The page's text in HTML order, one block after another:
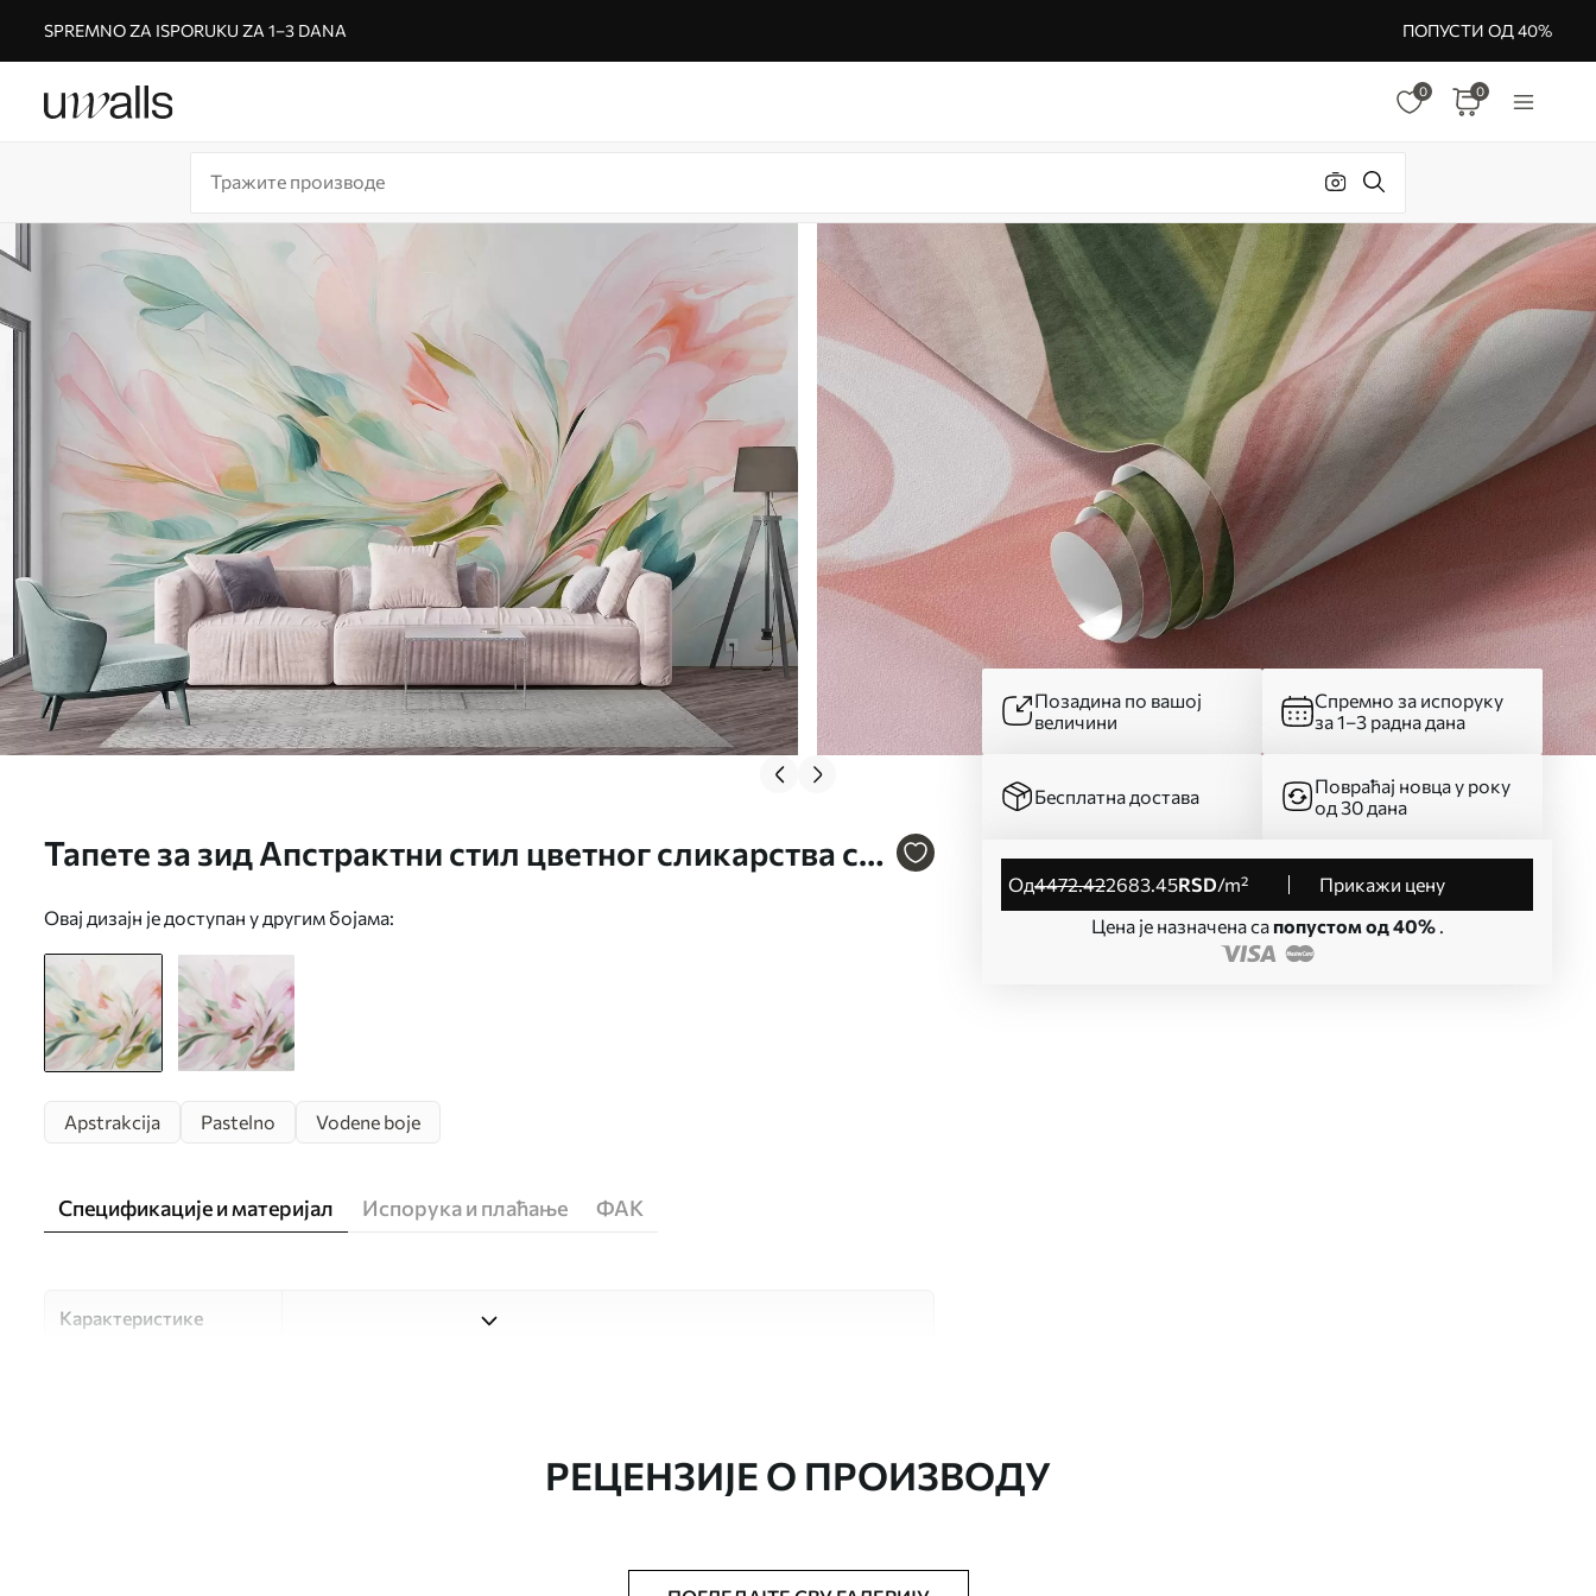
SPREMNO ZA ISPORUKU ZA 1–3 DANA ПОПУСТИ ОД 40%
0 0
Тапете за зид Апстрактни стил цветног сликарства са
позадини бр. w09871
Овај дизајн је доступан у другим бојама:
Позадина по вашој
величини
Спремно за испоруку
за 1–3 радна дана
Бесплатна достава
Повраћај новца у року
од 30 дана
од4472.422683.45RSD/m²
Прикажи цену
Цена је назначена са попустом од 40%.
Apstrakcija Pastelno Vodene boje
Спецификације и материјал Испорука и плаћање ФАК
Карактеристике
РЕЦЕНЗИЈЕ О ПРОИЗВОДУ